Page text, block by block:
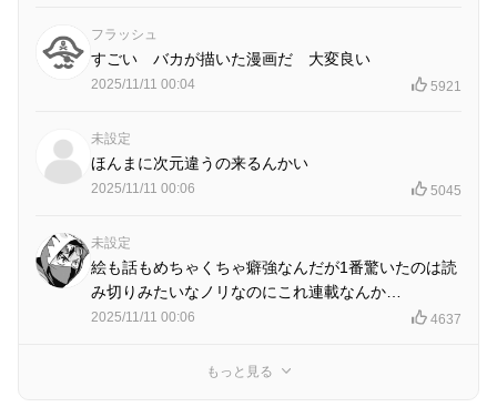
フラッシュ
すごい バカが描いた漫画だ 大変良い
2025/11/11 00:04 5921
未設定
ほんまに次元違うの来るんかい
2025/11/11 00:06 5045
未設定
絵も話もめちゃくちゃ癖強なんだが1番驚いたのは読
み切りみたいなノリなのにこれ連載なんか…
2025/11/11 00:06 4637
もっと見る